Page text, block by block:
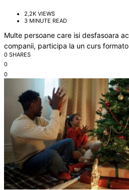
2,2K VIEWS
3 MINUTE READ
Multe persoane care isi desfasoara
companii, participa la un curs
0 SHARES
0
0